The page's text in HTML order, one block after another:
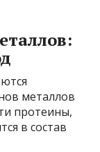
металлов
протеины,
в состав